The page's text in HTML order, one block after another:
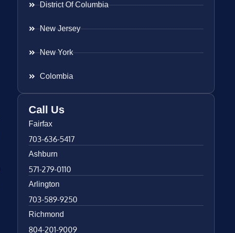
District Of Columbia
New Jersey
New York
Colombia
Call Us
Fairfax
703-636-5417
Ashburn
571-279-0110
Arlington
703-589-9250
Richmond
804-201-9009